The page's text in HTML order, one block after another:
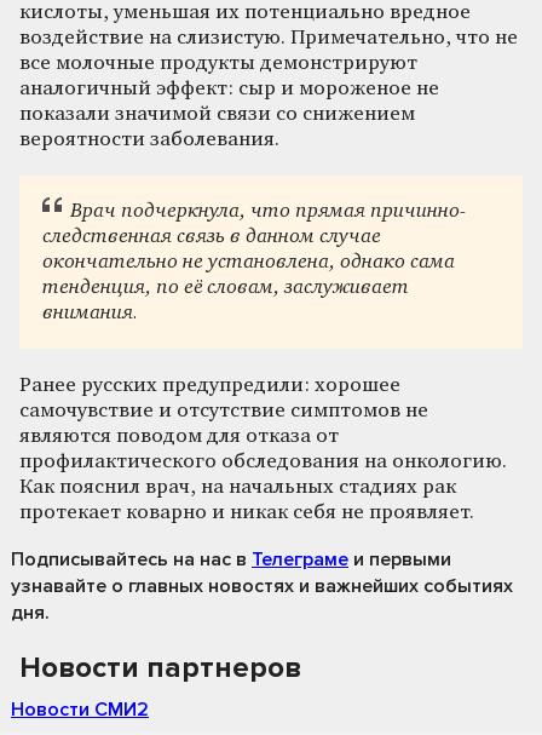
кислоты, уменьшая их потенциально вредное
воздействие на слизистую. Примечательно, что не
все молочные продукты демонстрируют
аналогичный эффект: сыр и мороженое не
показали значимой связи со снижением
вероятности заболевания.
Врач подчеркнула, что прямая причинно-
следственная связь в данном случае
окончательно не установлена, однако сама
тенденция, по её словам, заслуживает
внимания.
Ранее русских предупредили: хорошее
самочувствие и отсутствие симптомов не
являются поводом для отказа от
профилактического обследования на онкологию.
Как пояснил врач, на начальных стадиях рак
протекает коварно и никак себя не проявляет.
Подписывайтесь на нас в Телеграме и первыми
узнавайте о главных новостях и важнейших событиях
дня.
Новости партнеров
Новости СМИ2